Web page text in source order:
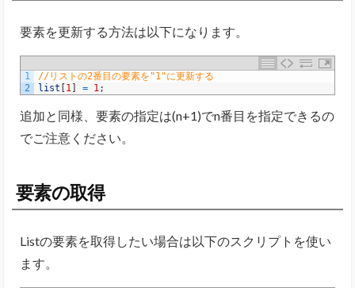
要素を更新する方法は以下になります。
1
2
//リストの2番目の要素を"1"に更新する
list
1 = 1;
追加と同様、要素の指定は(n+1)でn番目を指定できるの
でご注意ください。
要素の取得
Listの要素を取得したい場合は以下のスクリプトを使い
ます。